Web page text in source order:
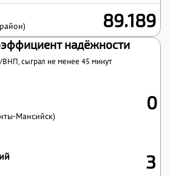
89.189
надёжности
/ВНП, сыграл не менее 45 минут
Мансийск)
0
3